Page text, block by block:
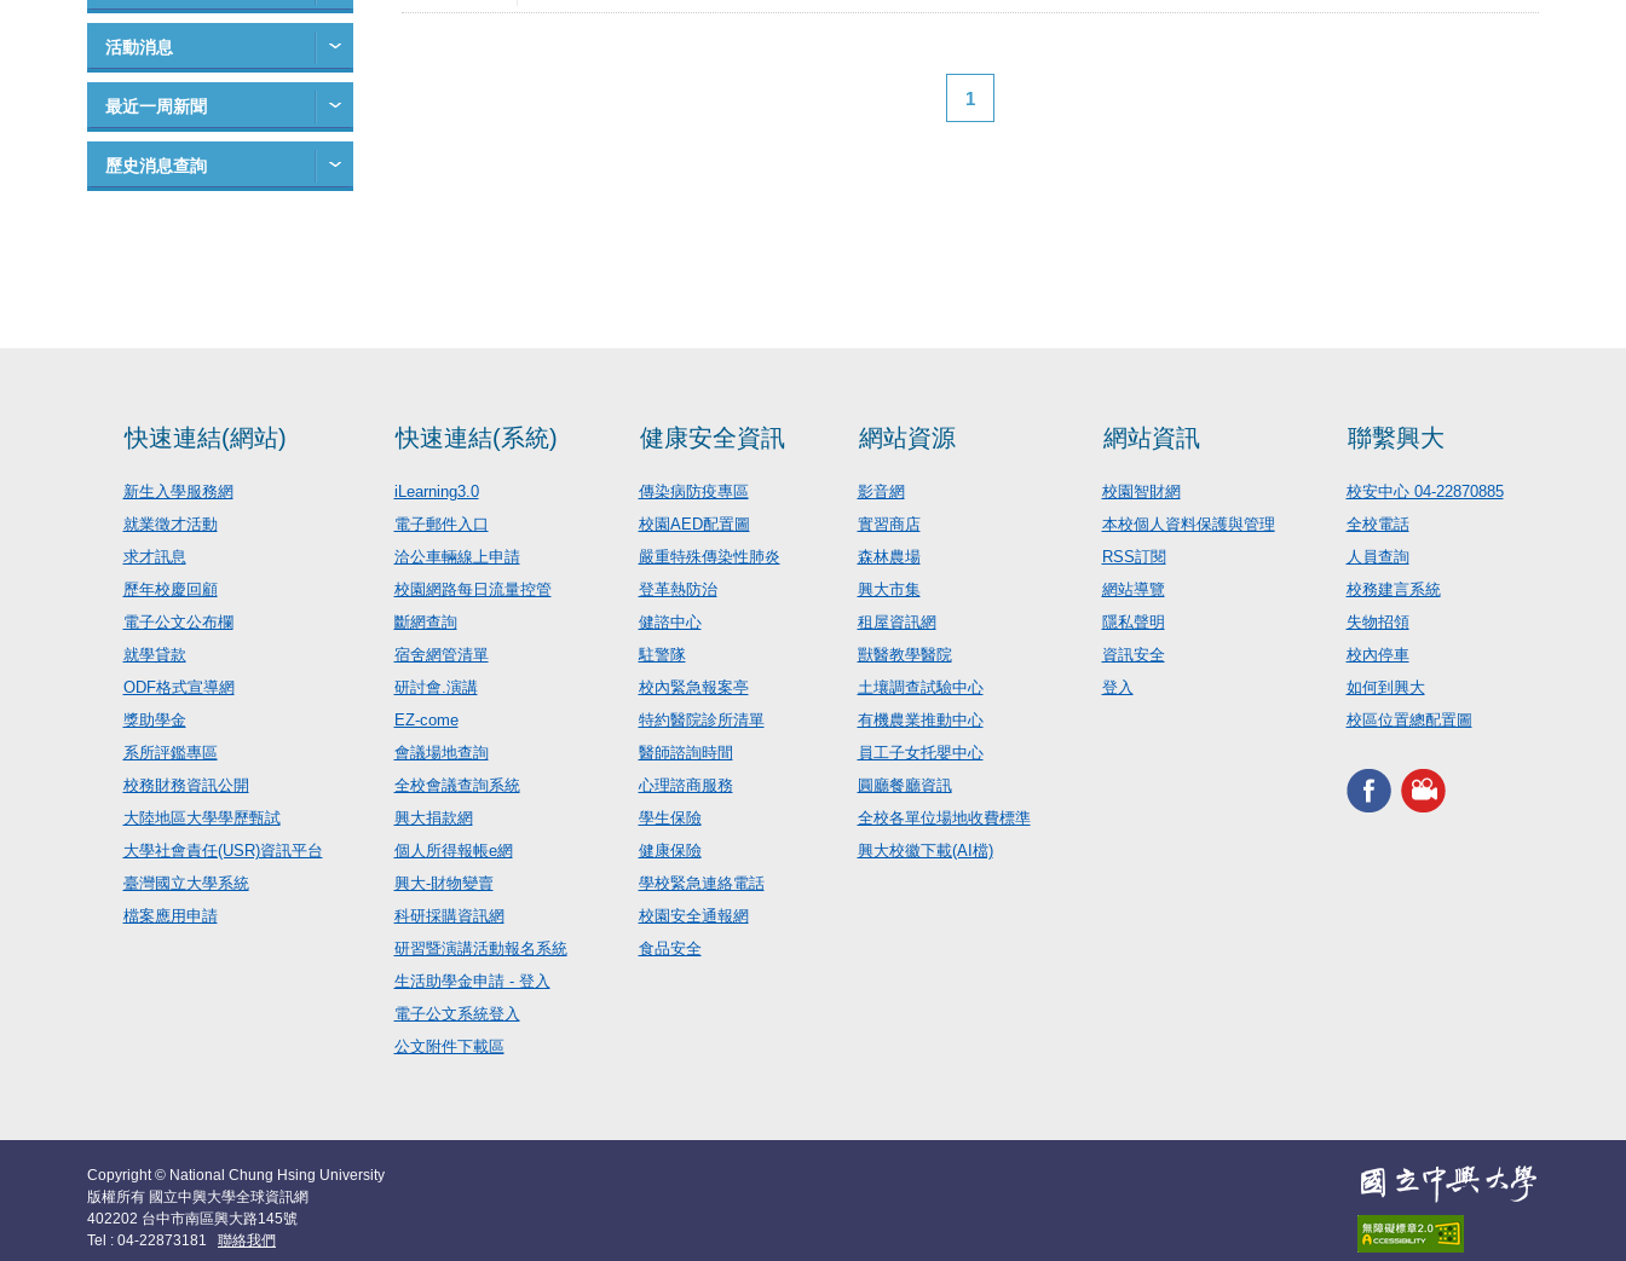
活動消息
最近一周新聞
歷史消息查詢
1
快速連結(網站)
新生入學服務網
就業徵才活動
求才訊息
歷年校慶回顧
電子公文公布欄
就學貸款
ODF格式宣導網
獎助學金
系所評鑑專區
校務財務資訊公開
大陸地區大學學歷甄試
大學社會責任(USR)資訊平台
臺灣國立大學系統
檔案應用申請
快速連結(系統)
iLearning3.0
電子郵件入口
洽公車輛線上申請
校園網路每日流量控管
斷網查詢
宿舍網管清單
研討會.演講
EZ-come
會議場地查詢
全校會議查詢系統
興大捐款網
個人所得報帳e網
興大-財物變賣
科研採購資訊網
研習暨演講活動報名系統
生活助學金申請 - 登入
電子公文系統登入
公文附件下載區
健康安全資訊
傳染病防疫專區
校園AED配置圖
嚴重特殊傳染性肺炎
登革熱防治
健諮中心
駐警隊
校內緊急報案亭
特約醫院診所清單
醫師諮詢時間
心理諮商服務
學生保險
健康保險
學校緊急連絡電話
校園安全通報網
食品安全
網站資源
影音網
實習商店
森林農場
興大市集
租屋資訊網
獸醫教學醫院
土壤調查試驗中心
有機農業推動中心
員工子女托嬰中心
圓廳餐廳資訊
全校各單位場地收費標準
興大校徽下載(AI檔)
網站資訊
校園智財網
本校個人資料保護與管理
RSS訂閱
網站導覽
隱私聲明
資訊安全
登入
聯繫興大
校安中心 04-22870885
全校電話
人員查詢
校務建言系統
失物招領
校內停車
如何到興大
校區位置總配置圖
Copyright © National Chung Hsing University
版權所有 國立中興大學全球資訊網
402202 台中市南區興大路145號
Tel : 04-22873181 聯絡我們